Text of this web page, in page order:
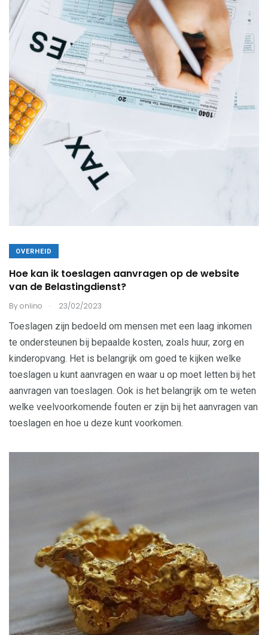
OVERHEID
Hoe kan ik toeslagen aanvragen op de website
van de Belastingdienst?
Byonlino . 23/02/2023
Toeslagen zijn bedoeld om mensen met een laag inkomen
te ondersteunen bij bepaalde kosten, zoals huur, zorg en
kinderopvang. Het is belangrijk om goed te kijken welke
toeslagen u kunt aanvragen en waar u op moet letten bij het
aanvragen van toeslagen. Ook is het belangrijk om te weten
welke veelvoorkomende fouten er zijn bij het aanvragen van
toeslagen en hoe u deze kunt voorkomen.